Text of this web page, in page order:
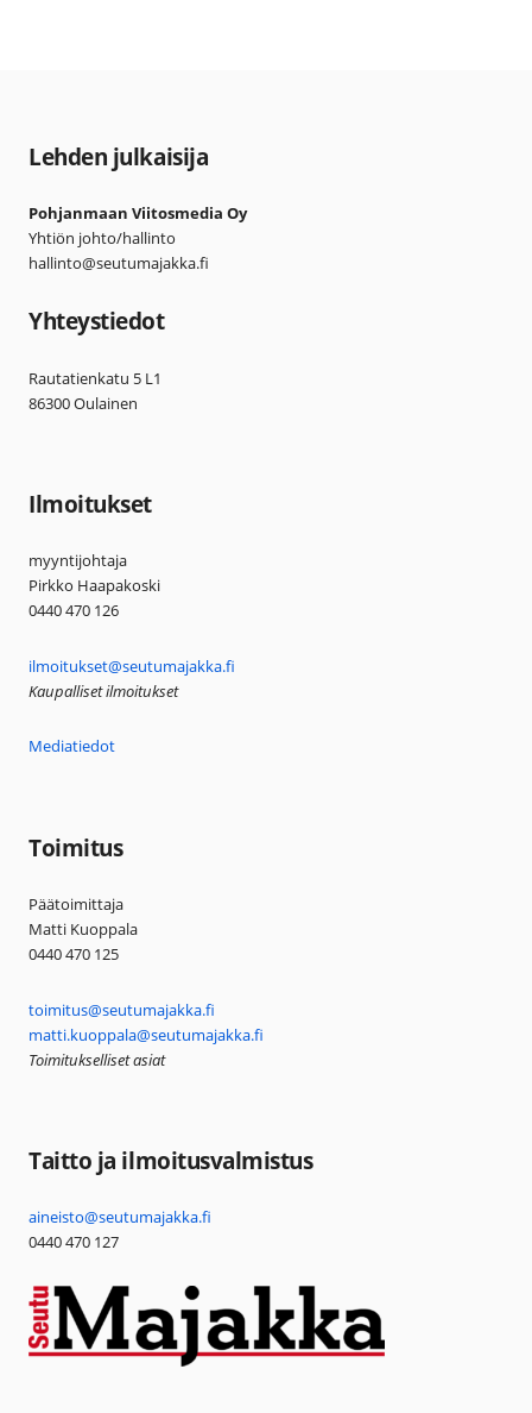
Lehden julkaisija
Pohjanmaan Viitosmedia Oy
Yhtiön johto/hallinto
hallinto@seutumajakka.fi
Yhteystiedot
Rautatienkatu 5 L1
86300 Oulainen
Ilmoitukset
myyntijohtaja
Pirkko Haapakoski
0440 470 126
ilmoitukset@seutumajakka.fi
Kaupalliset ilmoitukset
Mediatiedot
Toimitus
Päätoimittaja
Matti Kuoppala
0440 470 125
toimitus@seutumajakka.fi
matti.kuoppala@seutumajakka.fi
Toimitukselliset asiat
Taitto ja ilmoitusvalmistus
aineisto@seutumajakka.fi
0440 470 127